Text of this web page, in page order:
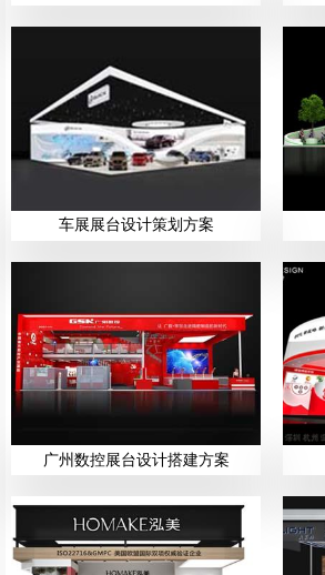
车展展台设计策划方案
广州数控展台设计搭建方案